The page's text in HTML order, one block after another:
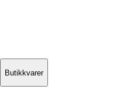
Butikkvarer